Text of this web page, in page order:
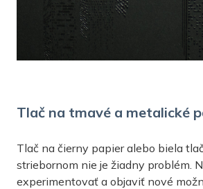
Tlač na tmavé a metalické
Tlač na čierny papier alebo biela
striebornom nie je žiadny problém.
experimentovať a objaviť nové